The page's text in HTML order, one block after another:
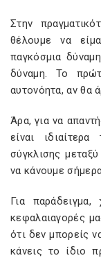
Στην
θέλουμε να
παγκόσμια
δύναμη. Το
αυτονόητα, αν θα
Άρα, για να
είναι
σύγκλισης
να κάνουμε
Για παράδειγμα,
κεφαλαιαγορές
ότι δεν μπορείς
κάνεις το ίδιο